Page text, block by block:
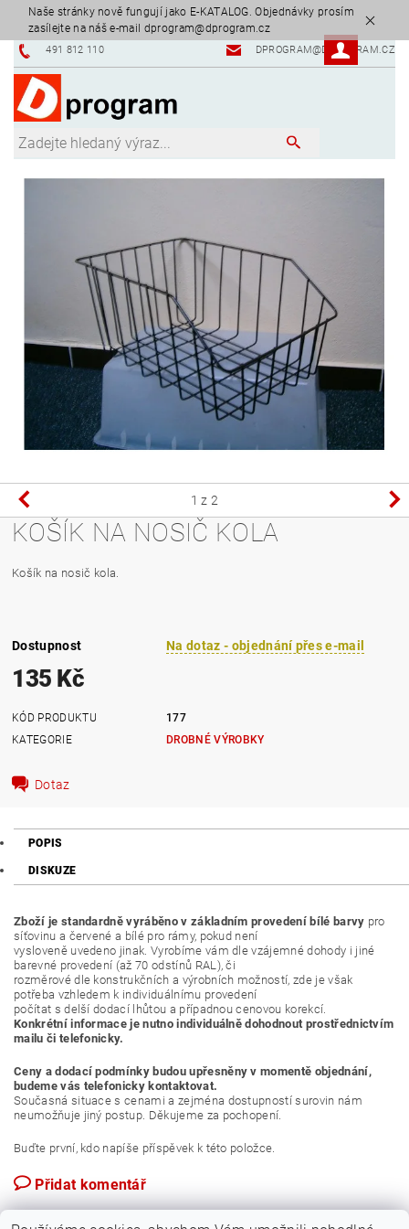
Naše stránky nově fungují jako E-KATALOG. Objednávky prosím
zasílejte na náš e-mail dprogram@dprogram.cz
491 812 110 DPROGRAM@DPROGRAM.CZ
1 z 2
KOŠÍK NA NOSIČ KOLA
Košík na nosič kola.
Dostupnost Na dotaz - objednání přes e-mail
135 Kč
KÓD PRODUKTU
177
KATEGORIE
DROBNÉ VÝROBKY
Dotaz
POPIS
DISKUZE
Zboží je standardně vyráběno v základním provedení bílé barvy pro
síťovinu a červené a bílé pro rámy, pokud není
vysloveně uvedeno jinak. Vyrobíme vám dle vzájemné dohody i jiné
barevné provedení (až 70 odstínů RAL), či
rozměrové dle konstrukčních a výrobních možností, zde je však
potřeba vzhledem k individuálnímu provedení
počítat s delší dodací lhůtou a případnou cenovou korekcí.
Konkrétní informace je nutno individuálně dohodnout prostřednictvím
mailu či telefonicky.
Ceny a dodací podmínky budou upřesněny v momentě objednání,
budeme vás telefonicky kontaktovat.
Současná situace s cenami a zejména dostupností surovin nám
neumožňuje jiný postup. Děkujeme za pochopení.
Buďte první, kdo napíše příspěvek k této položce.
Přidat komentář